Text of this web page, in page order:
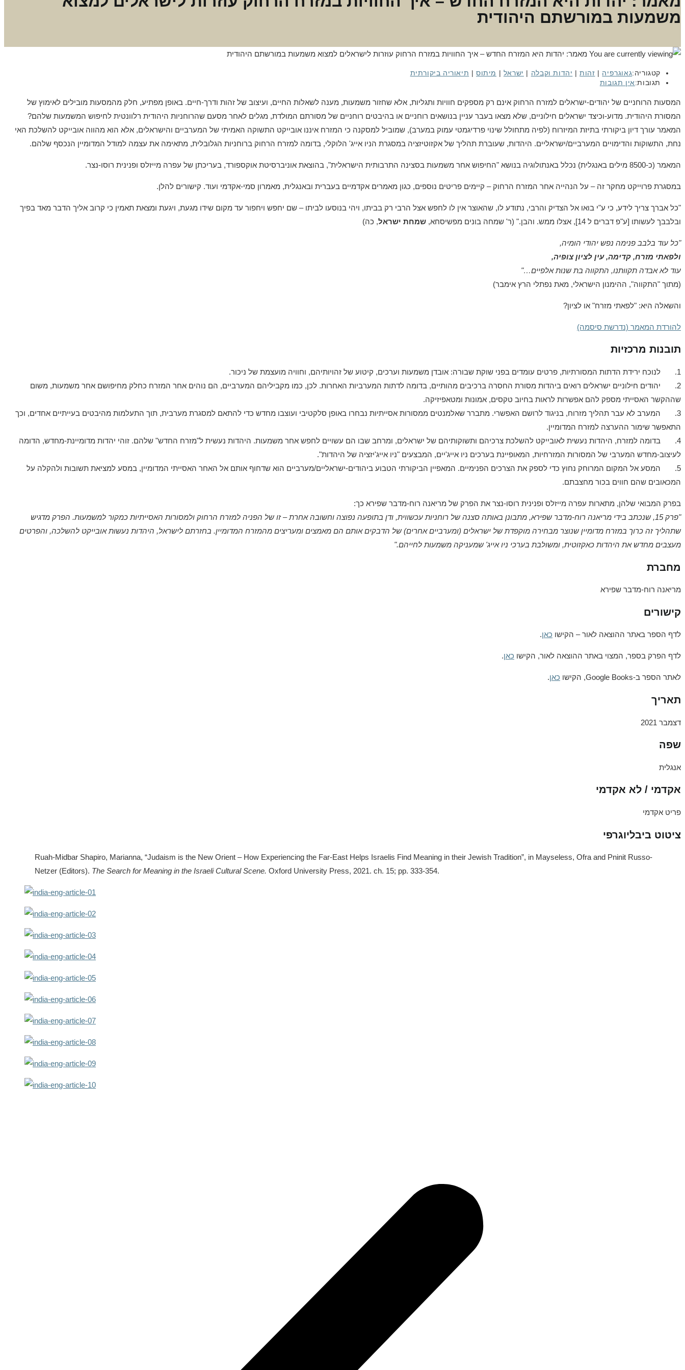
משמעות במורשתם היהודית
קטגוריה:גאוגרפיה | זהות | יהדות וקבלה | ישראל | מיתוס | תיאוריה ביקורתית
תגובות:אין תגובות
המסעות הרוחניים של יהודים-ישראלים למזרח הרחוק אינם רק מספקים חוויות ותגליות, אלא שחזור משמעות, מענה לשאלות החיים, ועיצוב של זהות ודרך-חיים. באופן מפתיע, חלק מהמסעות מובילים לאימוץ של
המסורת היהודית. מדוע-וכיצד ישראלים חילוניים, שלא מצאו בעבר עניין בנושאים רוחניים או בהיבטים רוחניים של מסורתם המוּלדת, מגלים לאחר מסעם שהרוחניות היהודית רלוונטית לחיפוש המשמעות שלהם?
המאמר עורך דיון ביקורתי בתיזת המיזרוח (לפיה מתחולל שינוי פרדיגמטי עמוק במערב), שמוביל למסקנה כי המזרח איננו אובייקט התשוקה האמיתי של המערביים והישראלים, אלא הוא מהווה אובייקט להשלכת האי
נחת, התשוקות והדימויים המערביים/ישראליים. היהדות, שעוברת תהליך של אקזוטיזציה במסגרת הניו אייג' הלוקלי, בדומה למזרח הרחוק ברוחניות הגלובלית, מתאימה את עצמה למודל המדומיין הנכסף שלהם.
המאמר (כ-8500 מילים באנגלית) נכלל באנתולוגיה בנושא "החיפוש אחר משמעות בסצינה התרבותית הישראלית", בהוצאת אוניברסיטת אוקספורד, בעריכתן של עפרה מייזלס ופנינית רוסו-נצר.
במסגרת פרוייקט מחקר זה – על הנהייה אחר המזרח הרחוק – קיימים פריטים נוספים, כגון מאמרים אקדמיים בעברית ובאנגלית, מאמרון סמי-אקדמי ועוד. קישורים להלן.
"כל אברך צריך לידע, כי ע"י בואו אל הצדיק והרבי, נתודע לו, שהאוצר אין לו לחפש אצל הרבי רק בביתו, ויהי בנוסעו לביתו – שם יחפש ויחפור עד מקום שידו מגעת, ויגעת ומצאת תאמין כי קרוב אליך הדבר מאד בפיך
ובלבבך לעשותו [ע"פ דברים ל 14], אצלו ממש. והבן." (ר' שמחה בונים מפשיסחא,
שמחת ישראל, כה)
"כל עוד בלבב פנימה נפש יהודי הומיה,
ולפאתי מזרח, קדימה, עין לציון צופיה,
עוד לא אבדה תקוותנו, התקווה בת שנות אלפיים…"
(מתוך "התקווה", ההימנון הישראלי, מאת נפתלי הרץ אימבר)
והשאלה היא: "לפאתי מזרח" או לציון?
להורדת המאמר (נדרשת סיסמה)
תובנות מרכזיות
1. לנוכח ירידת הדתות המסורתיות, פרטים עומדים בפני שוקת שבורה: אובדן משמעות וערכים, קיטוע של זהויותיהם, וחוויה מועצמת של ניכור.
2. יהודים חילוניים ישראלים רואים ביהדות מסורת החסרה ברכיבים מהותיים, בדומה לדתות המערביות האחרות. לכן, כמו מקביליהם המערביים, הם נוהים אחר המזרח כחלק מחיפושם אחר משמעות, משום
שההקשר האסייתי מספק להם אפשרות לראות בחיוב טקסים, אמונות ומטאפיזיקה.
3. המערב לא עבר תהליך מזרוח, בניגוד לרושם האפשרי. מתברר שאלמנטים ממסורות אסייתיות נבחרו באופן סלקטיבי ועוצבו מחדש כדי להתאם למסגרת מערבית, תוך התעלמות מהיבטים בעייתיים אחדים, וכך
התאפשר שימור ההערצה למזרח המדומיין.
4. בדומה למזרח, היהדות נעשית לאובייקט להשלכת צרכיהם ותשוקותיהם של ישראלים, ומרחב שבו הם עשויים לחפש אחר משמעות. היהדות נעשית ל"מזרח החדש" שלהם. זוהי יהדות מדומיינת-מחדש, הדומה
לעיצוב-מחדש המערבי של המסורות המזרחיות, המאופיינת בערכים ניו אייג'יים, המבצעים "ניו אייג'יזציה של היהדות".
5. המסע אל המקום המרוחק נחוץ כדי לספק את הצרכים הפנימיים. המאפיין הביקורתי הטבוע ביהודים-ישראליים/מערביים הוא שדחוף אותם אל האחר האסייתי המדומיין, במסע למציאת תשובות ולהקלה על
המכאובים שהם חווים בכור מחצבתם.
בפרק המבואי שלהן, מתארות עפרה מייזלס ופנינית רוסו-נצר את הפרק של מריאנה רוח-מדבר שפירא כך:
"פרק 15, שנכתב בידי מריאנה רוח-מדבר שפירא, מתבונן באותה סצנה של רוחניות עכשווית, ודן בתופעה נפוצה וחשובה אחרת – זו של הפניה למזרח הרחוק ולמסורות האסייתיות כמקור למשמעות. הפרק מדגיש
שתהליך זה כרוך במזרח מדומיין שנוצר מבחירה מוקפדת של ישראלים (ומערביים אחרים) של הדבקים אותם הם מאמצים ומעריצים מהמזרח המדומיין. בחזרתם לישראל, היהדות נעשות אובייקט להשלכה, והפרטים
מעצבים מחדש את היהדות כאקזוטית, ומשולבת בערכי ניו אייג' שמעניקה משמעות לחייהם."
מחברת
מריאנה רוח-מדבר שפירא
קישורים
לדף הספר באתר ההוצאה לאור – הקישו כאן.
לדף הפרק בספר, המצוי באתר ההוצאה לאור, הקישו כאן.
לאתר הספר ב-Google Books, הקישו כאן.
תאריך
דצמבר 2021
שפה
אנגלית
אקדמי / לא אקדמי
פריט אקדמי
ציטוט ביבליוגרפי
Ruah-Midbar Shapiro, Marianna, “Judaism is the New Orient – How Experiencing the Far-East Helps Israelis Find Meaning in their Jewish Tradition”, in Mayseless, Ofra and Pninit Russo-
Netzer (Editors). The Search for Meaning in the Israeli Cultural Scene. Oxford University Press, 2021. ch. 15; pp. 333-354.